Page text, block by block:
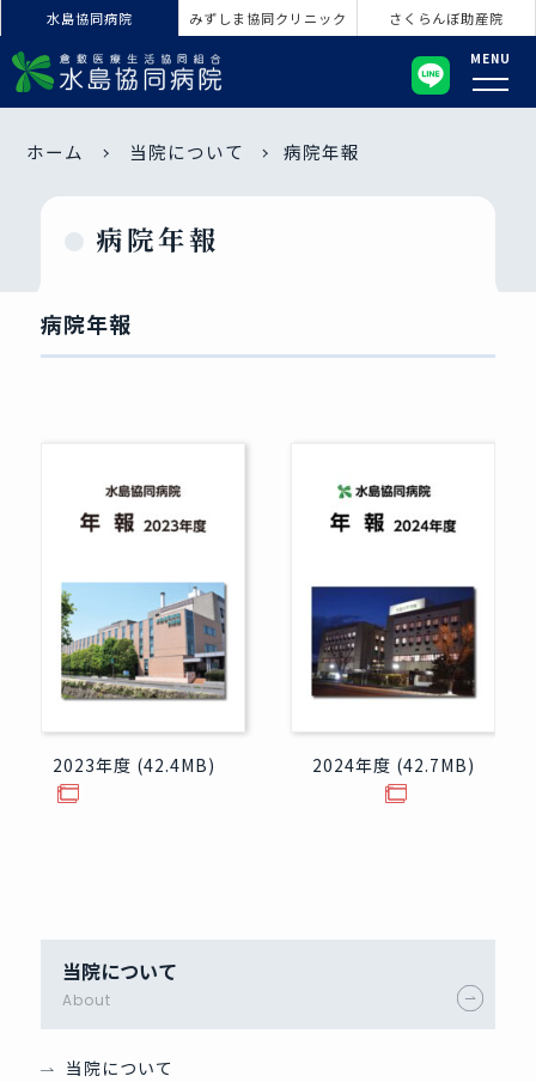
水島協同病院 みずしま協同クリニック さくらんぼ助産院
MENU
ホーム 当院について 病院年報
病院年報
病院年報
2023年度 (42.4MB) 2024年度 (42.7MB)
当院について
About
当院について